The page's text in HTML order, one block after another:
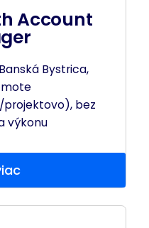
Account
Bystrica,
bez
výkonu